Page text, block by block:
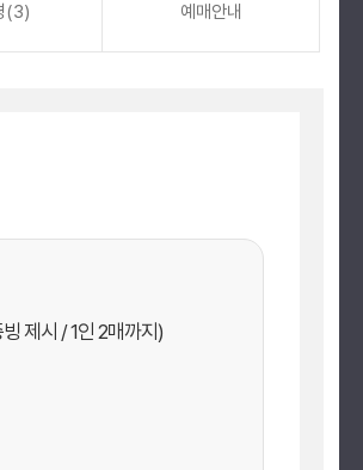
(3) 예매안내
제시 / 1인 2매까지)